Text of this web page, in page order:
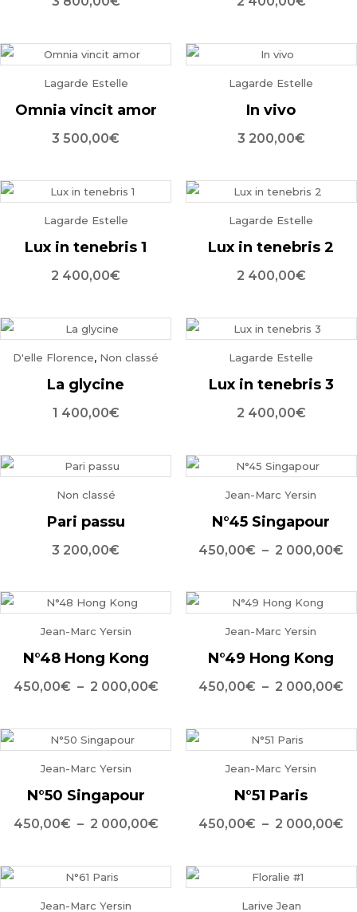
Lagarde Estelle
Omnia vincit amor
3 500,00€
Lagarde Estelle
In vivo
3 200,00€
Lagarde Estelle
Lux in tenebris 1
2 400,00€
Lagarde Estelle
Lux in tenebris 2
2 400,00€
D'elle Florence, Non classé
La glycine
1 400,00€
Lagarde Estelle
Lux in tenebris 3
2 400,00€
Non classé
Pari passu
3 200,00€
Jean-Marc Yersin
N°45 Singapour
450,00€ – 2 000,00€
Jean-Marc Yersin
N°48 Hong Kong
450,00€ – 2 000,00€Plage
prix :
450,00€
000,00€
Jean-Marc Yersin
N°49 Hong Kong
450,00€ – 2 000,00€
Jean-Marc Yersin
N°50 Singapour
450,00€ – 2 000,00€Plage
prix :
450,00€
Jean-Marc Yersin
N°51 Paris
450,00€ – 2 000,00€
Jean-Marc Yersin Larive Jean